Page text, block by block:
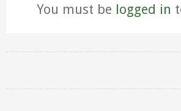
You must be logged in